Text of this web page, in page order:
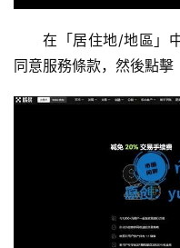
在「居住地/地區」
同意服務條款，然後點擊